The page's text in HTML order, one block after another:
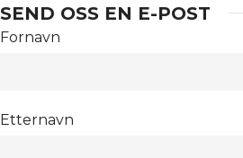
SEND OSS EN E-POST
Fornavn
Etternavn